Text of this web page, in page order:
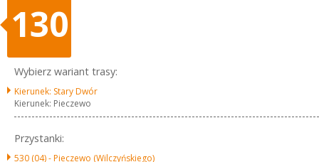
130
Wybierz wariant trasy:
Kierunek: Stary Dwór
Kierunek: Pieczewo
Przystanki:
530 (04) -Pieczewo (Wilczyńskiego)